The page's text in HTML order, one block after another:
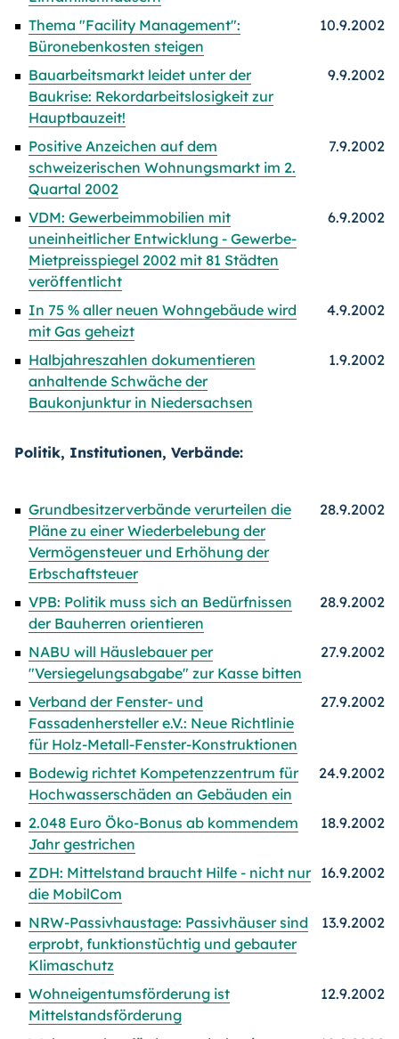
Thema "Facility Management":
Büronebenkosten steigen
10.9.2002
Bauarbeitsmarkt leidet unter der
Baukrise: Rekordarbeitslosigkeit zur
Hauptbauzeit!
9.9.2002
Positive Anzeichen auf dem
schweizerischen Wohnungsmarkt im 2.
Quartal 2002
7.9.2002
VDM: Gewerbeimmobilien mit
uneinheitlicher Entwicklung - Gewerbe-
Mietpreisspiegel 2002 mit 81 Städten
veröffentlicht
6.9.2002
In 75 % aller neuen Wohngebäude wird
mit Gas geheizt
4.9.2002
Halbjahreszahlen dokumentieren
anhaltende Schwäche der
Baukonjunktur in Niedersachsen
1.9.2002
Politik, Institutionen, Verbände:
Grundbesitzerverbände verurteilen die
Pläne zu einer Wiederbelebung der
Vermögensteuer und Erhöhung der
Erbschaftsteuer
28.9.2002
VPB: Politik muss sich an Bedürfnissen
der Bauherren orientieren
28.9.2002
NABU will Häuslebauer per
"Versiegelungsabgabe" zur Kasse bitten
27.9.2002
Verband der Fenster- und
Fassadenhersteller e.V.: Neue Richtlinie
für Holz-Metall-Fenster-Konstruktionen
27.9.2002
Bodewig richtet Kompetenzzentrum für
Hochwasserschäden an Gebäuden ein
24.9.2002
2.048 Euro Öko-Bonus ab kommendem
Jahr gestrichen
18.9.2002
ZDH: Mittelstand braucht Hilfe - nicht nur
die MobilCom
16.9.2002
NRW-Passivhaustage: Passivhäuser sind
erprobt, funktionstüchtig und gebauter
Klimaschutz
13.9.2002
Wohneigentumsförderung ist
Mittelstandsförderung
12.9.2002